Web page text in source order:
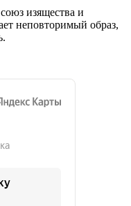
изящества и
неповторимый образ,